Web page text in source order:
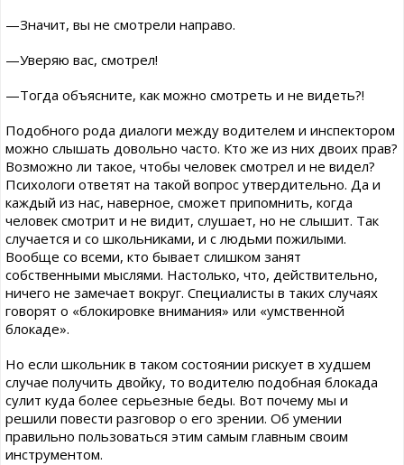
—Значит, вы не смотрели направо.
—Уверяю вас, смотрел!
—Тогда объясните, как можно смотреть и не видеть?!
Подобного рода диалоги между водителем и инспектором
можно слышать довольно часто. Кто же из них двоих прав?
Возможно ли такое, чтобы человек смотрел и не видел?
Психологи ответят на такой вопрос утвердительно. Да и
каждый из нас, наверное, сможет припомнить, когда
человек смотрит и не видит, слушает, но не слышит. Так
случается и со школьниками, и с людьми пожилыми.
Вообще со всеми, кто бывает слишком занят
собственными мыслями. Настолько, что, действительно,
ничего не замечает вокруг. Специалисты в таких случаях
говорят о «блокировке внимания» или «умственной
блокаде».
Но если школьник в таком состоянии рискует в худшем
случае получить двойку, то водителю подобная блокада
сулит куда более серьезные беды. Вот почему мы и
решили повести разговор о его зрении. Об умении
правильно пользоваться этим самым главным своим
инструментом.